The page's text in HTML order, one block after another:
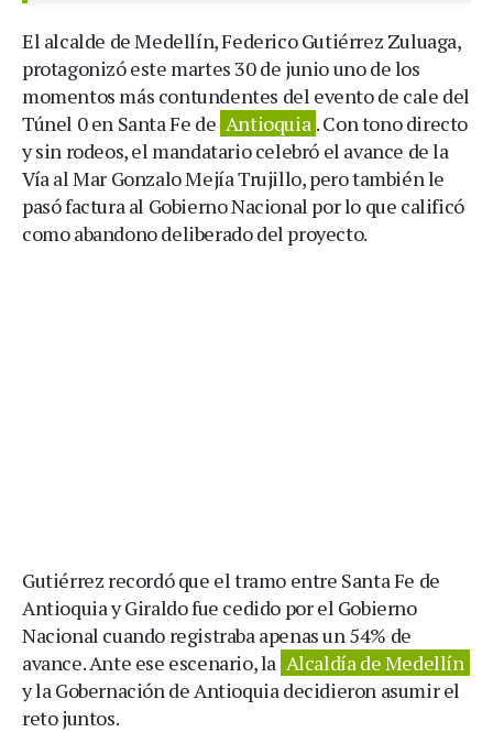
El alcalde de Medellín, Federico Gutiérrez Zuluaga,
protagonizó este martes 30 de junio uno de los
momentos más contundentes del evento de cale del
Túnel 0 en Santa Fe de Antioquia . Con tono directo
y sin rodeos, el mandatario celebró el avance de la
Vía al Mar Gonzalo Mejía Trujillo, pero también le
pasó factura al Gobierno Nacional por lo que calificó
como abandono deliberado del proyecto.
Gutiérrez recordó que el tramo entre Santa Fe de
Antioquia y Giraldo fue cedido por el Gobierno
Nacional cuando registraba apenas un 54% de
avance. Ante ese escenario, la Alcaldía de Medellín
y la Gobernación de Antioquia decidieron asumir el
reto juntos.